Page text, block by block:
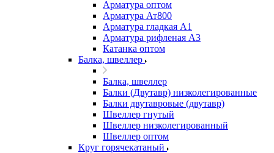
Арматура оптом
Арматура Ат800
Арматура гладкая А1
Арматура рифленая А3
Катанка оптом
Балка, швеллер
Балка, швеллер
Балки (Двутавр) низколегированные
Балки двутавровые (двутавр)
Швеллер гнутый
Швеллер низколегированный
Швеллер оптом
Круг горячекатаный